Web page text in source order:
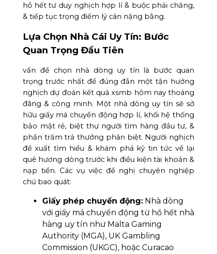
hồ hết tư duy nghịch hợp lí & buộc phải chăng,
& tiếp tục trọng điểm lý cân nặng bằng.
Lựa Chọn Nhà Cái Uy Tín: Bước
Quan Trọng Đầu Tiên
vấn đề chọn nhà dòng uy tín là bước quan
trọng trước nhất để đúng đắn một tận hưởng
nghịch dự đoán kết quả xsmb hôm nay thoáng
đãng & công minh. Một nhà dòng uy tín sẽ sở
hữu giấy má chuyển động hợp lí, khối hệ thống
bảo mật rẻ, biệt thự người tìm hàng đầu tư, &
phần trăm trả thưởng phân biệt. Người nghịch
đề xuất tìm hiểu & khám phá kỹ tin tức về lại
quê hương dòng trước khi điều kiện tài khoản &
nạp tiền. Các vụ việc đề nghị chuyên nghiệp
chú bao quát:
Giấy phép chuyển động: Nhà dòng
với giấy má chuyển động từ hồ hết nhà
hàng uy tín như Malta Gaming
Authority (MGA), UK Gambling
Commission (UKGC), hoặc Curacao